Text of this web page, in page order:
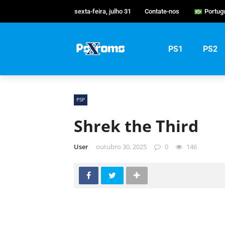
sexta-feira, julho 31 Contate-nos
PS1 PS2
PSP
Shrek the Third
User outubro 30, 2025 0 146